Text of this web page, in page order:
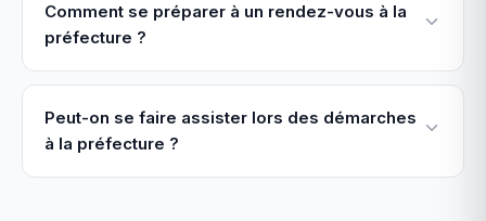
Comment se préparer à un rendez-vous à la
préfecture ?
Peut-on se faire assister lors des démarches
à la préfecture ?